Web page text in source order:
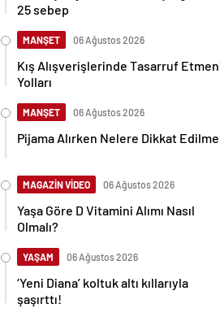
25 sebep
MANŞET 06 Ağustos 2026
Kış Alışverişlerinde Tasarruf
Yolları
MANŞET 06 Ağustos 2026
Pijama Alırken Nelere Dikkat
MAGAZİN VİDEO 06 Ağustos 2026
Yaşa Göre D Vitamini Alımı Nasıl
Olmalı?
YAŞAM 06 Ağustos 2026
‘Yeni Diana’ koltuk altı kıllarıyla
şaşırttı!